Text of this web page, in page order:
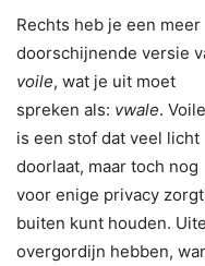
Rechts heb je een meer
doorschijnende versie
voile, wat je uit moet
spreken als: vwale. Voile
is een stof dat veel licht
doorlaat, maar toch nog
voor enige privacy
buiten kunt houden.
overgordijn hebben,